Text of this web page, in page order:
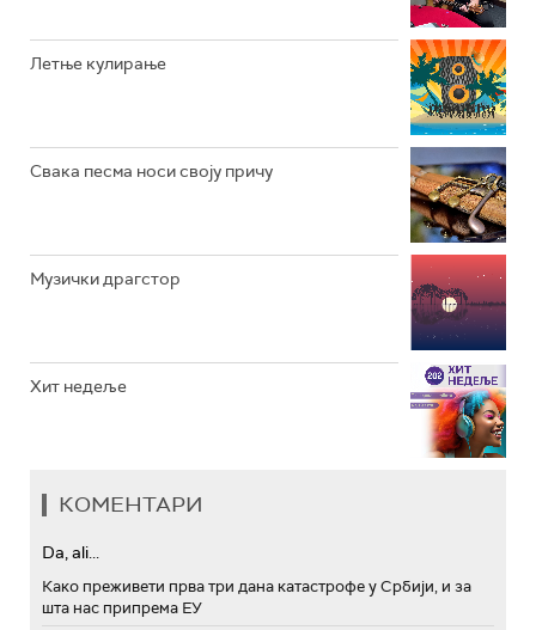
РАДИО ЏЕЗЕР
Летње кулирање
Свака песма носи своју причу
Музички драгстор
Хит недеље
КОМЕНТАРИ
Da, ali...
Како преживети прва три дана катастрофе у Србији, и за
шта нас припрема ЕУ